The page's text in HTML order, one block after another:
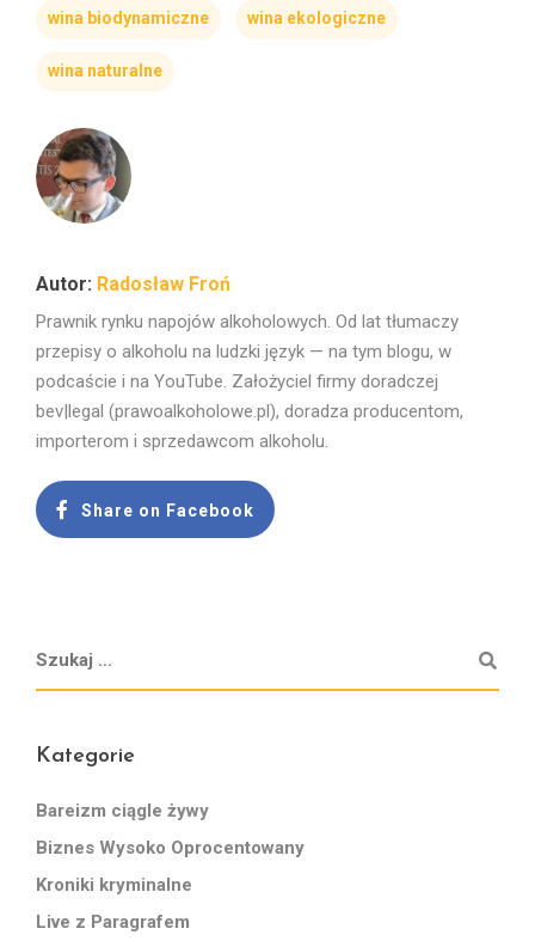
wina biodynamiczne wina ekologiczne
wina naturalne
Radosław Froń
Prawnik rynku napojów alkoholowych. Od lat tłumaczy
przepisy o alkoholu na ludzki język — na tym blogu, w
podcaście i na YouTube. Założyciel firmy doradczej
bev|legal (prawoalkoholowe.pl), doradza producentom,
importerom i sprzedawcom alkoholu.
Share on Facebook
Kategorie
Bareizm ciągle żywy
Biznes Wysoko Oprocentowany
Kroniki kryminalne
Live z Paragrafem